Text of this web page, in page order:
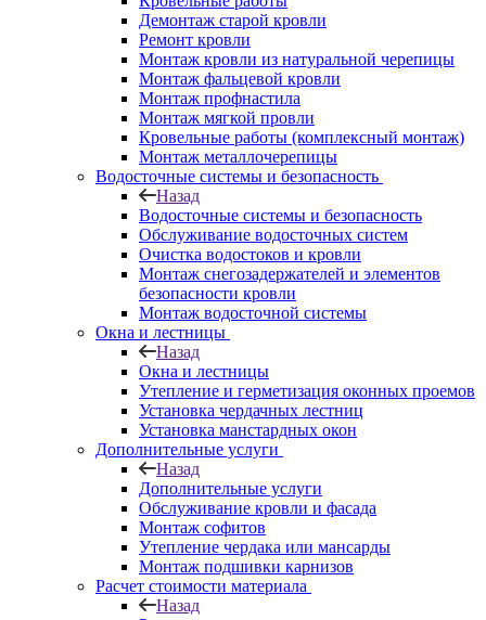
Демонтаж старой кровли
Ремонт кровли
Монтаж кровли из натуральной черепицы
Монтаж фальцевой кровли
Монтаж профнастила
Монтаж мягкой провли
Кровельные работы (комплексный монтаж)
Монтаж металлочерепицы
Водосточные системы и безопасность
Назад
Водосточные системы и безопасность
Обслуживание водосточных систем
Очистка водостоков и кровли
Монтаж снегозадержателей и элементов
безопасности кровли
Монтаж водосточной системы
Окна и лестницы
Назад
Окна и лестницы
Утепление и герметизация оконных проемов
Установка чердачных лестниц
Установка манстардных окон
Дополнительные услуги
Назад
Дополнительные услуги
Обслуживание кровли и фасада
Монтаж софитов
Утепление чердака или мансарды
Монтаж подшивки карнизов
Расчет стоимости материала
Назад